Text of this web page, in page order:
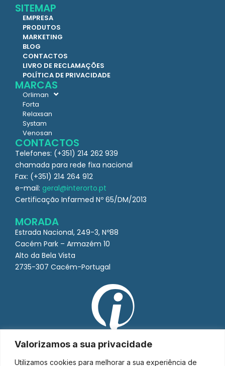
Valorizamos a sua privacidade
Utilizamos cookies para melhorar a sua experiência de
SITEMAP
EMPRESA
PRODUTOS
MARKETING
BLOG
CONTACTOS
LIVRO DE RECLAMAÇÕES
POLÍTICA DE PRIVACIDADE
MARCAS
Orliman
Forta
Relaxsan
Systam
Venosan
CONTACTOS
Telefones: (+351) 214 262 939
chamada para rede fixa nacional
Fax: (+351) 214 264 912
e-mail: geral@interorto.pt
Certificação Infarmed Nº 65/DM/2013
MORADA
Estrada Nacional, 249-3, Nº88
Cacém Park – Armazém 10
Alto da Bela Vista
2735-307 Cacém-Portugal